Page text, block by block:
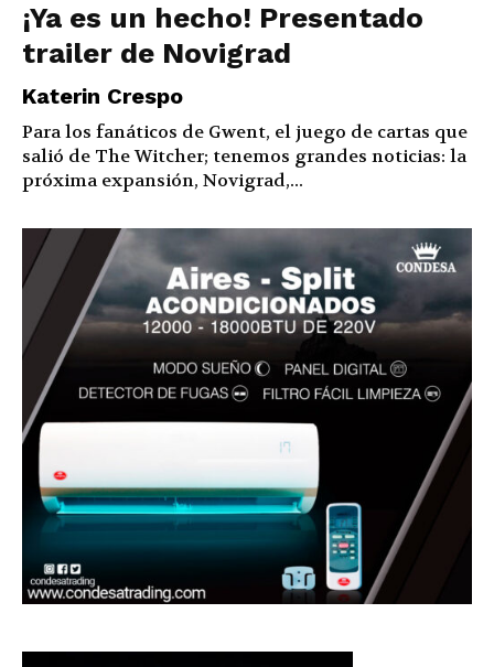
¡Ya es un hecho! Presentado
trailer de Novigrad
Katerin Crespo
Para los fanáticos de Gwent, el juego de cartas que
salió de The Witcher; tenemos grandes noticias: la
próxima expansión, Novigrad,...